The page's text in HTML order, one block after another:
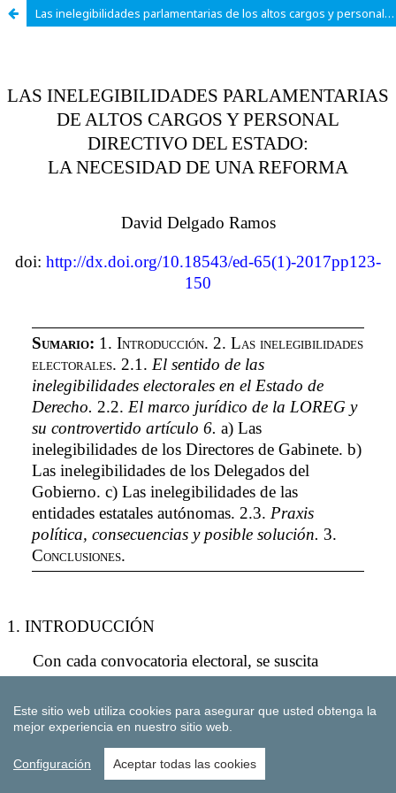
Las inelegibilidades parlamentarias de los altos cargos y personal directivo del Estado: la necesidad de una reforma
Este sitio web utiliza cookies para asegurar que usted obtenga la
mejor experiencia en nuestro sitio web.
Configuración Aceptar todas las cookies